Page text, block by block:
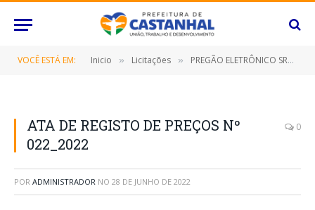
VOCÊ ESTÁ EM: Inicio » Licitações » PREGÃO ELETRÔNICO SRP Nº 017/2022 (CONTRATAÇÃO DE EMPRESA ESPECIALIZADA PARA FORNECIMENTO DE CIMENTO PORTLAND CPII Z-32 (SACO DE 50 KG))
ATA DE REGISTO DE PREÇOS Nº
022_2022
0
POR ADMINISTRADOR NO 28 DE JUNHO DE 2022